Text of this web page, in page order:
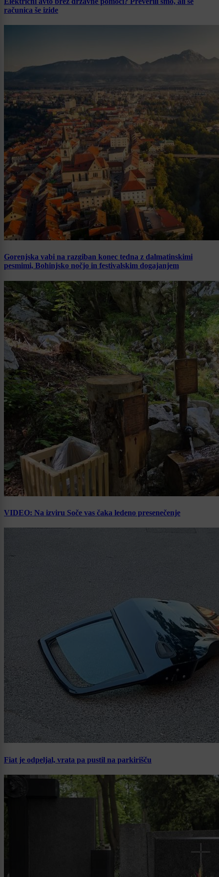
računica še izide
Gorenjska vabi na razgiban konec tedna z dalmatinskimi
pesmimi, Bohinjsko nočjo in festivalskim dogajanjem
VIDEO: Na izviru Soče vas čaka ledeno presenečenje
Fiat je odpeljal, vrata pa pustil na parkirišču